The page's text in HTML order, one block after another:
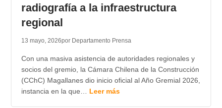
radiografía a la infraestructura
regional
13 mayo, 2026por Departamento Prensa
Con una masiva asistencia de autoridades regionales y
socios del gremio, la Cámara Chilena de la Construcción
(CChC) Magallanes dio inicio oficial al Año Gremial 2026,
instancia en la que… Leer más